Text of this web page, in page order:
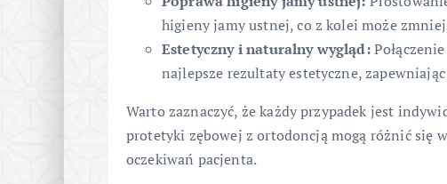
higieny jamy ustnej, co z kolei może
Estetyczny i naturalny wygląd:
najlepsze rezultaty estetyczne,
Warto zaznaczyć, że każdy przypadek jest
protetyki zębowej z ortodoncją mogą różnić się
oczekiwań pacjenta.